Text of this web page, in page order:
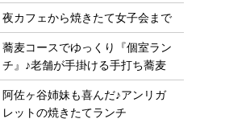
夜カフェから焼きたて女子会まで
蕎麦コースでゆっくり『個室ラン
チ』♪老舗が手掛ける手打ち蕎麦
阿佐ヶ谷姉妹も喜んだ♪アンリガ
レットの焼きたてランチ